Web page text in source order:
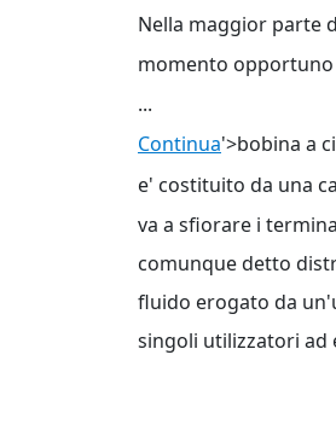
Nella maggior parte
momento
...
Continua'>bobina a
e' costituito da una
va a sfiorare i
comunque detto
fluido erogato da
singoli utilizzatori ad